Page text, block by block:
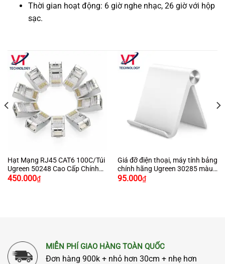
Thời gian hoạt động: 6 giờ nghe nhạc, 26 giờ với hộp
sạc.
Hạt Mạng RJ45 CAT6 100C/Túi
Ugreen 50248 Cao Cấp Chính
Hãng Ugreen
450.000₫
Giá đỡ điện thoại, máy tính bảng
chính hãng Ugreen 30285 màu
Trắng cao cấp
95.000₫
MIỄN PHÍ GIAO HÀNG TOÀN QUỐC
Đơn hàng 900k + nhỏ hơn 30cm + nhẹ hơn